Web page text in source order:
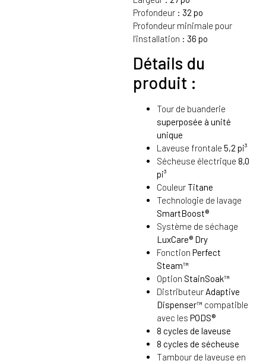
Profondeur : 32 po
Profondeur minimale pour
l’installation : 36 po
Détails du
produit :
Tour de buanderie
superposée à unité
unique
Laveuse frontale 5,2 pi³
Sécheuse électrique 8,0
pi³
CouleurTitane
Technologie de lavage
SmartBoost®
Système de séchage
LuxCare® Dry
Fonction Perfect
Steam™
Option StainSoak™
Distributeur Adaptive
Dispenser™ compatible
avec les PODS®
8 cycles de laveuse
8 cycles de sécheuse
Tambour de laveuse en